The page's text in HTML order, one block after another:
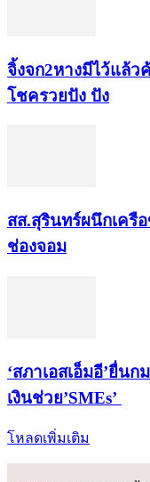
จิ้งจก​2​หาง​มีไว้แล้ว​
โชค​รวยปัง​ ปัง​
สส.สุรินทร์ผนึกเครื
ช่องจอม
‘สภาเอสเอ็มอี’ยื่น
เงินช่วย’SMEs’
โหลดเพิ่มเติม